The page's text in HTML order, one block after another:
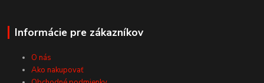
Informácie pre zákazníkov
O nás
Ako nakupovať